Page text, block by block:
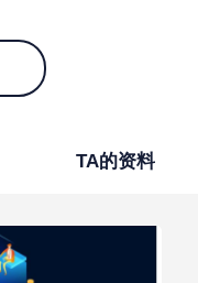
TA的资料